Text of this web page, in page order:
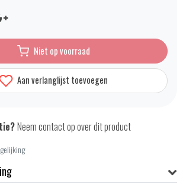
Niet op voorraad
Aan verlanglijst toevoegen
Neem contact op over dit product